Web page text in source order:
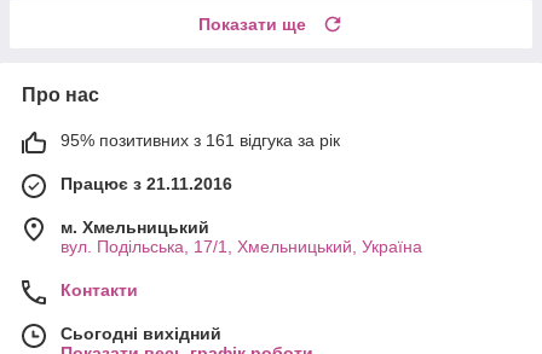
Показати ще
Про нас
95% позитивних з 161 відгука за рік
Працює з 21.11.2016
м. Хмельницький
вул. Подільська, 17/1, Хмельницький, Україна
Контакти
Сьогодні вихідний